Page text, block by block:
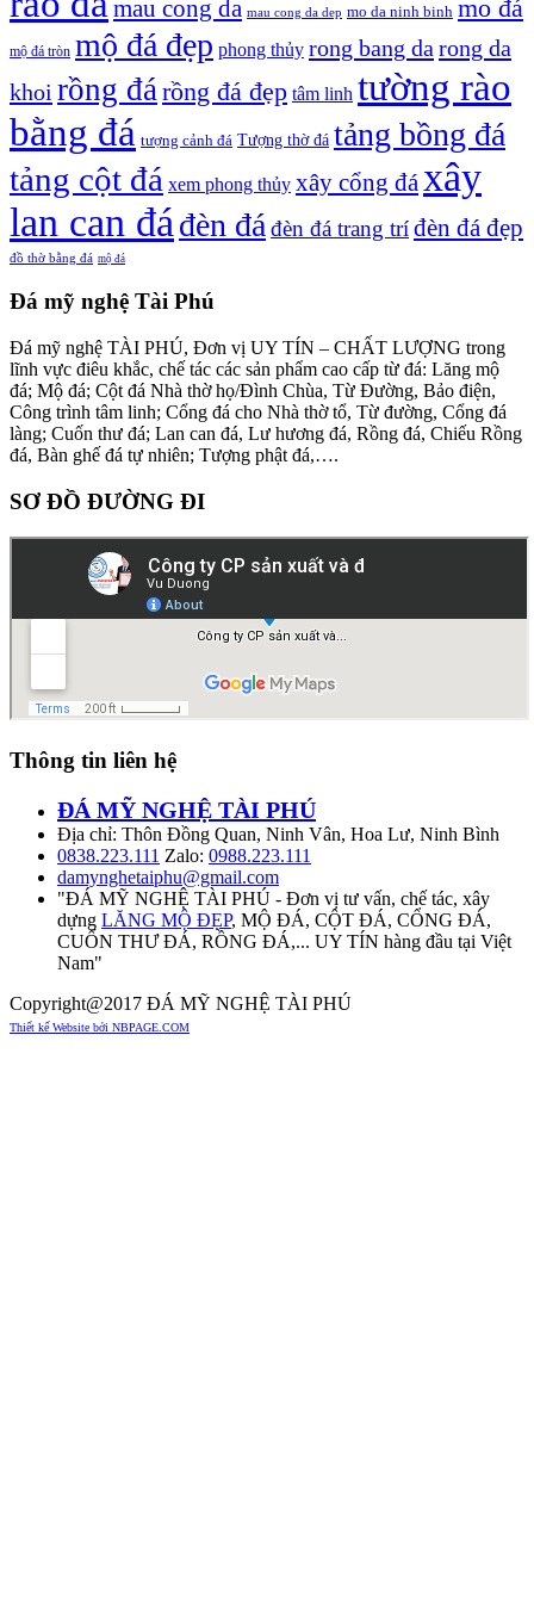
mau cong da mau cong da dep mo da ninh binh mo đá
mộ đá tròn mộ đá đẹp phong thủy rong bang da rong da
khoi rồng đá rồng đá đẹp tâm linh tường rào
bằng đá tượng cảnh đá Tượng thờ đá tảng bồng đá
tảng cột đá xem phong thủy xây cổng đá xây
lan can đá đèn đá đèn đá trang tríđèn đá đẹp
đồ thờ bằng đá mộ đá
Đá mỹ nghệ Tài Phú
Đá mỹ nghệ TÀI PHÚ, Đơn vị UY TÍN – CHẤT LƯỢNG trong
lĩnh vực điêu khắc, chế tác các sản phẩm cao cấp từ đá: Lăng mộ
đá; Mộ đá; Cột đá Nhà thờ họ/Đình Chùa, Từ Đường, Bảo điện,
Công trình tâm linh; Cổng đá cho Nhà thờ tổ, Từ đường, Cổng đá
làng; Cuốn thư đá; Lan can đá, Lư hương đá, Rồng đá, Chiếu Rồng
đá, Bàn ghế đá tự nhiên; Tượng phật đá,….
SƠ ĐỒ ĐƯỜNG ĐI
Thông tin liên hệ
ĐÁ MỸ NGHỆ TÀI PHÚ
Địa chỉ: Thôn Đồng Quan, Ninh Vân, Hoa Lư, Ninh Bình
0838.223.111 Zalo: 0988.223.111
damynghetaiphu@gmail.com
"ĐÁ MỸ NGHỆ TÀI PHÚ - Đơn vị tư vấn, chế tác, xây
dựng LĂNG MỘ ĐẸP, MỘ ĐÁ, CỘT ĐÁ, CỔNG ĐÁ,
CUỐN THƯ ĐÁ, RỒNG ĐÁ,... UY TÍN hàng đầu tại Việt
Nam"
Copyright@2017 ĐÁ MỸ NGHỆ TÀI PHÚ
Thiết kế Website bởi NBPAGE.COM